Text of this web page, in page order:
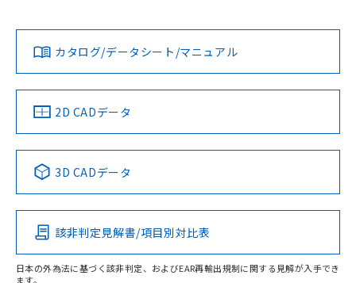
ダウンロードデータをご利用いただく前に、以下を必ずお読
みください。
ソフトウェアの使用条件
対応済み
中国 RoHS 注意事項・凡例
Pb Hg Cd Cr(VI)
O
LR型式承認
（イギリス
船舶規格）
DNV型式承認
（ノルウェー
BV型式承認
（フランス
KR型式
（韓国
No No No No
この製品の規格認証/適合状況ページへ
その他の認証はこちらのページからご検索ください
カタログ/データシート/マニュアル
2D CADデータ
3D CADデータ
該非判定見解書/項目別対比表
日本の外為法に基づく該非判定、およびEAR再輸出規制に関する見解が入手でき
ます。